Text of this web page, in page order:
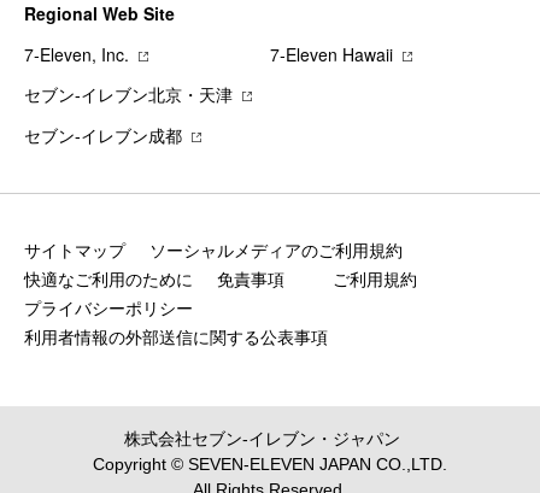
Regional Web Site
7‐Eleven, Inc.
7‐Eleven Hawaii
セブン‐イレブン北京・天津
セブン‐イレブン成都
サイトマップ
ソーシャルメディアのご利用規約
快適なご利用のために
免責事項
ご利用規約
プライバシーポリシー
利用者情報の外部送信に関する公表事項
株式会社セブン‐イレブン・ジャパン
Copyright © SEVEN-ELEVEN JAPAN CO.,LTD.